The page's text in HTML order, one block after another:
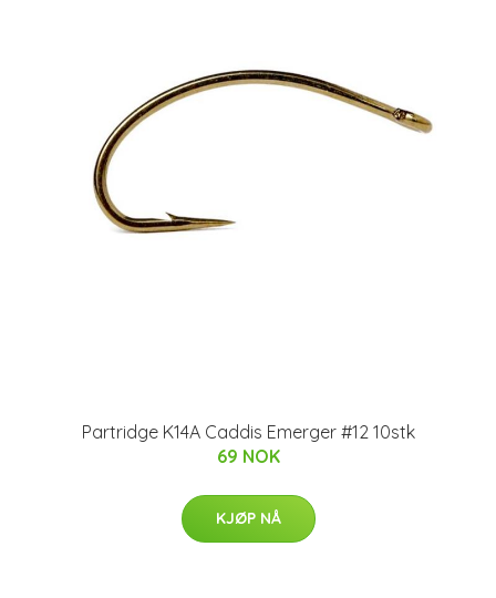
Partridge K14A Caddis Emerger #12 10stk
69 NOK
KJØP NÅ